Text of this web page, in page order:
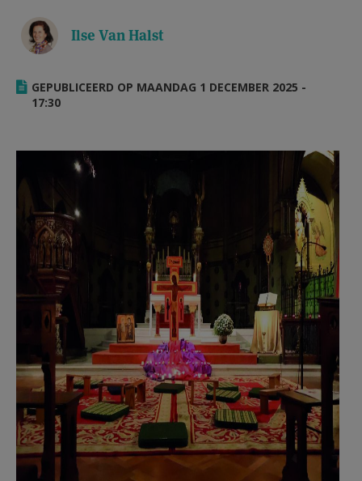
HULP
MIJN PAROCHIE
Ilse Van Halst
GEPUBLICEERD OP MAANDAG 1 DECEMBER 2025 -
17:30
blz 17 kruis.jpg